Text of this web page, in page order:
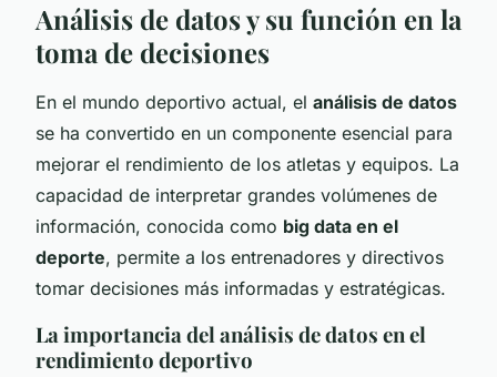
Análisis de datos y su función en la
toma de decisiones
En el mundo deportivo actual, el análisis de datos
se ha convertido en un componente esencial para
mejorar el rendimiento de los atletas y equipos. La
capacidad de interpretar grandes volúmenes de
información, conocida como big data en el
deporte, permite a los entrenadores y directivos
tomar decisiones más informadas y estratégicas.
La importancia del análisis de datos en el
rendimiento deportivo